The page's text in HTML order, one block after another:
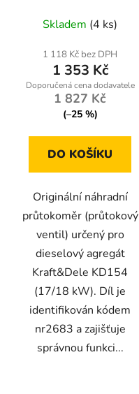
nr2683
Skladem (4 ks)
1 118 Kč bez DPH
1 353 Kč
1 827 Kč
(–25 %)
DO KOŠÍKU
Originální náhradní
průtokoměr (průtokový
ventil) určený pro
dieselový agregát
Kraft&Dele KD154
(17/18 kW). Díl je
identifikován kódem
nr2683 a zajišťuje
správnou funkci...